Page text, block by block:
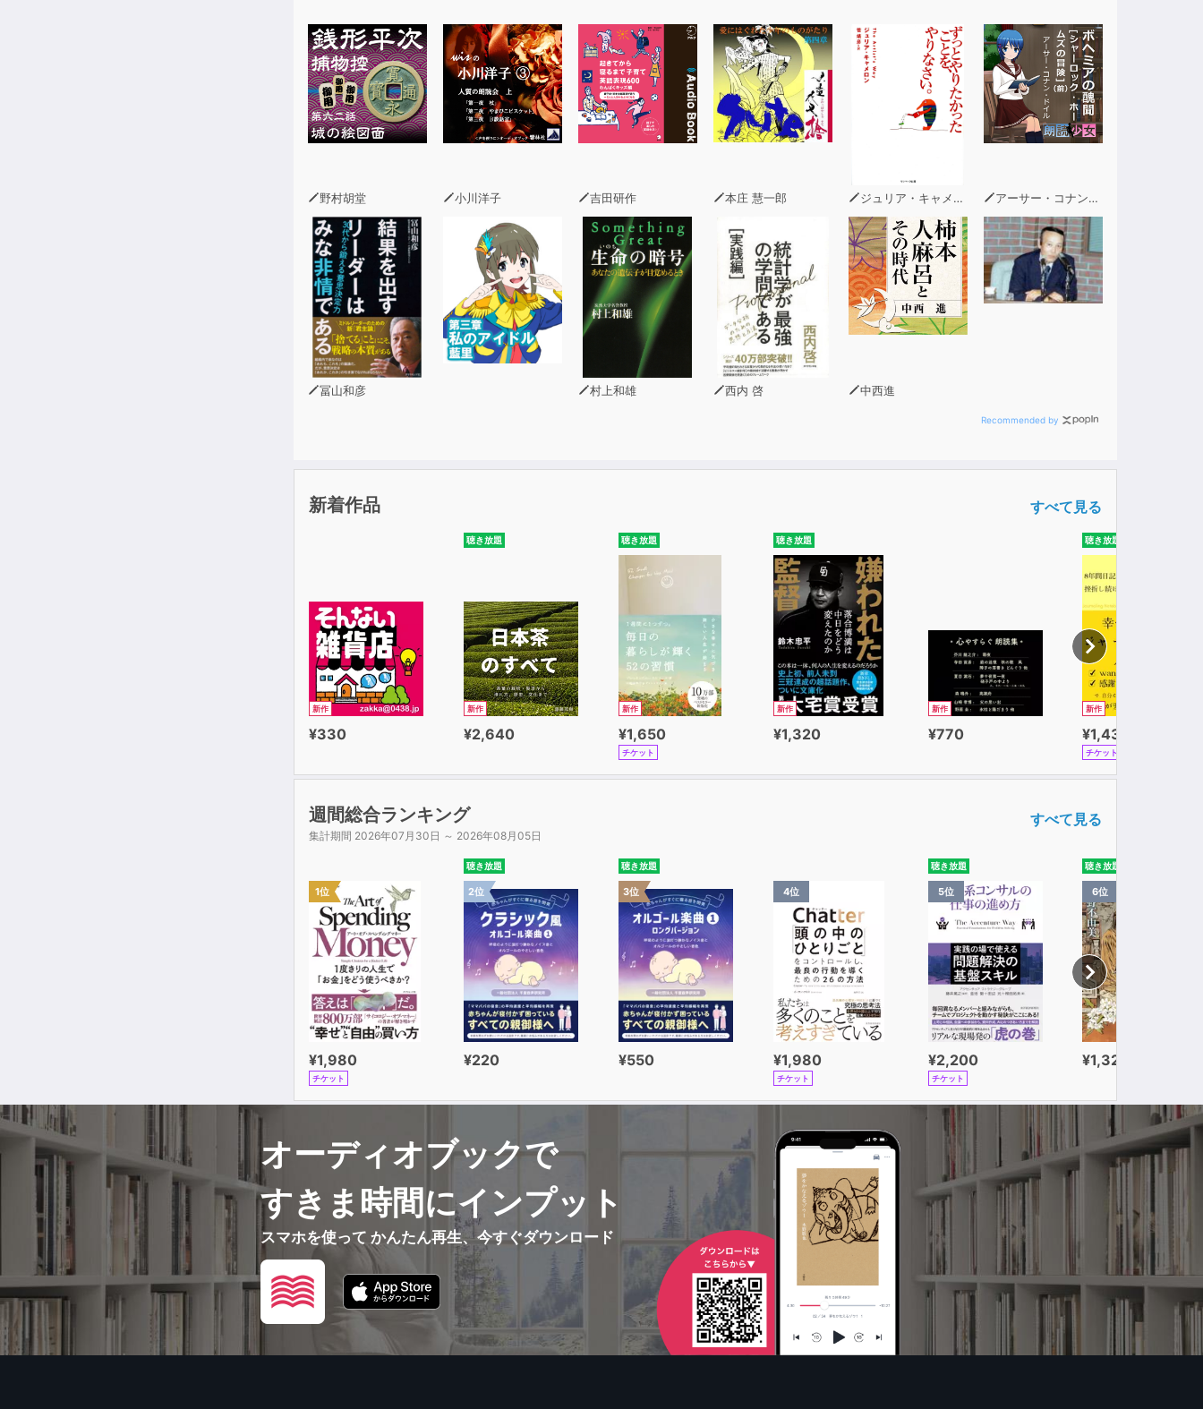
【Chapter1 ウェルカム・ゾーン】 ゾウさん/ライオンさん
【Chapter2 モフモフ・ゾーン】 ヒツジさん/アルパカさん
【Chapter3 ひょっこり・ゾーン】 モグラさん/プレーリードッグさん
【Chapter5 リズミック・ゾーン】 ゴリラさん/キツツキさん
【Chapter6 おしゃれ・ゾーン】 フラミンゴさん/クジャクさん
【Chapter7 のそのそ・ゾーン】 ゾウガメさん/ナマケモノさん
【Chapter8 パックン・ゾーン】 ワニさん/カバさん
【Chapter9 ブラブラ・ゾーン】 コウモリさん/オランウータンさん
1 人の朗読者 と1本のクラシックギターによる音作品であり、
朗読者の創造とギタリストの創造により聴き手の想像を生む作品です。
自由な想像を掻き立て、頭の中に心の中に自分だけの絵を映し出します。
子供だけでなく、高齢や障害等により本が読むことが困難な方でも楽しめる作品です。
＊心身の不調を改善されるとされている周波数528Hzを軸に作曲演奏されております。
佐藤 洋平（耳でみる絵本 物語/作曲/演奏） https://www.gt-yohei-sato.com
野村胡堂 小川洋子 吉田研作 本庄 慧一郎 ジュリア・キャメロン アーサー・コナン・ドイル
冨山和彦 村上和雄 西内 啓 中西進
Recommended by
新着作品 すべて見る
新作
¥330
聴き放題
新作
¥2,640
聴き放題
新作
¥1,650
チケット
聴き放題
新作
¥1,320
新作
¥770
聴き放題
新作
¥1,430
チケット
週間総合ランキング
集計期間 2026年07月30日 ～ 2026年08月05日
すべて見る
1位
¥1,980
チケット
聴き放題
2位
¥220
聴き放題
3位
¥550
4位
¥1,980
チケット
聴き放題
5位
¥2,200
チケット
聴き放題
6位
¥1,320
オーディオブックで
すきま時間にインプット
スマホを使って かんたん再生、今すぐダウンロード